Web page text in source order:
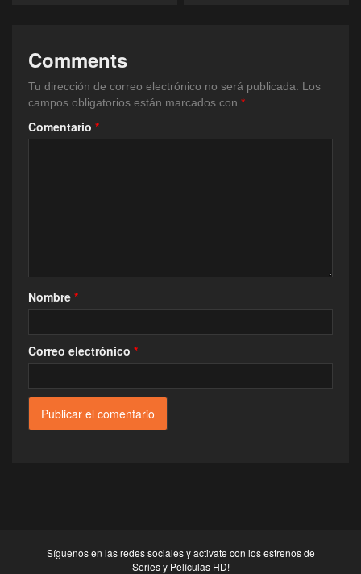
Comments
Tu dirección de correo electrónico no será publicada.
Los
campos obligatorios están marcados con *
Comentario *
Nombre *
Correo electrónico *
Síguenos en las redes sociales y activate con los estrenos de
Series y Películas HD!